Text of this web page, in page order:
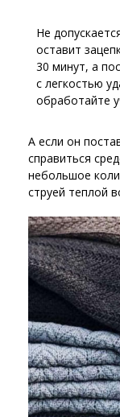
Не
оставит
30 минут, а
с легкостью
обработайте
А если он
справиться
небольшое
струей теплой